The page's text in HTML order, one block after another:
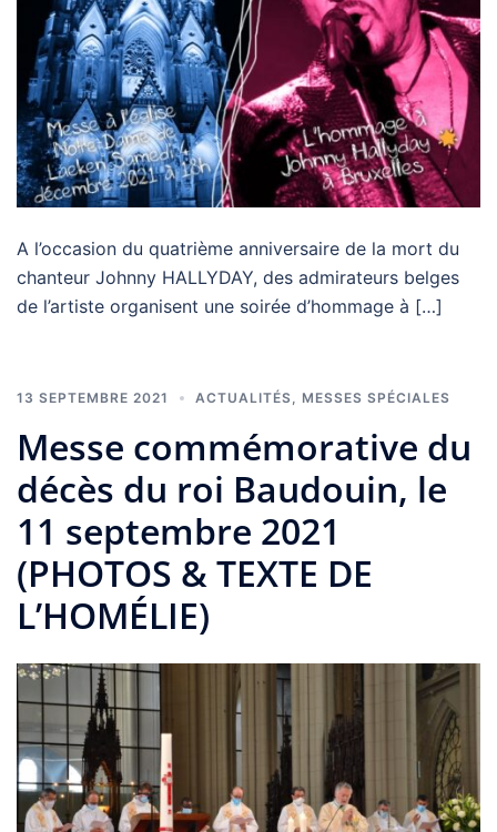
A l’occasion du quatrième anniversaire de la mort du
chanteur Johnny HALLYDAY, des admirateurs belges
de l’artiste organisent une soirée d’hommage à […]
13 SEPTEMBRE 2021 ACTUALITÉS MESSES SPÉCIALES
Messe commémorative du
décès du roi Baudouin, le
11 septembre 2021
(PHOTOS & TEXTE DE
L’HOMÉLIE)